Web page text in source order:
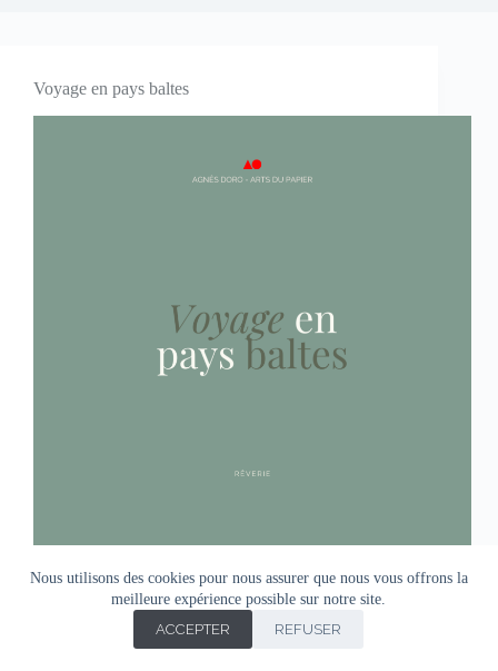
Nous utilisons des cookies pour nous assurer que nous vous offrons la
meilleure expérience possible sur notre site.
ACCEPTER
REFUSER
Voyage en pays baltes